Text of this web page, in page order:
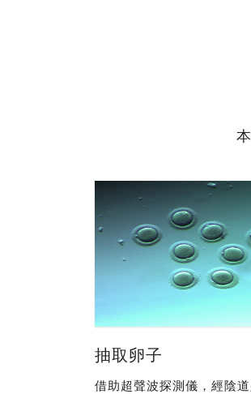
抽取卵子
借助超聲波探測儀，經陰道